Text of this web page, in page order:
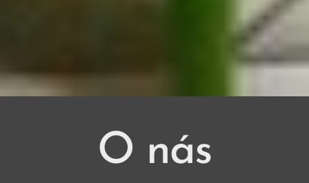
O nás